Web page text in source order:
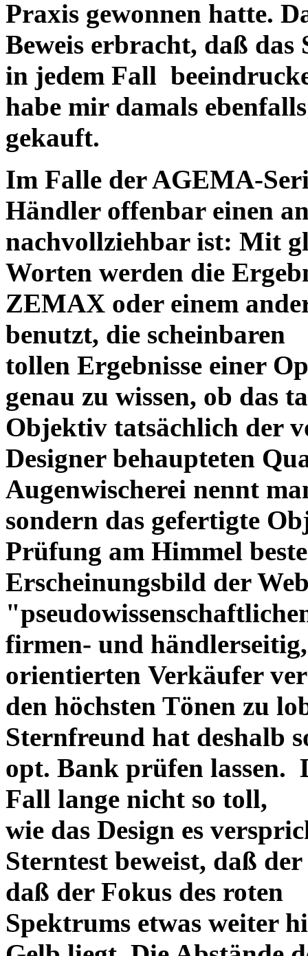
Praxis gewonnen hatte.
Beweis erbracht, daß das
in jedem Fall
habe mir damals
gekauft.
Im Falle der AGEMA-
Händler offenbar einen
nachvollziehbar ist: Mit
Worten werden die
ZEMAX oder einem
benutzt, die scheinbaren
tollen Ergebnisse einer
genau zu wissen, ob das
Objektiv tatsächlich der
Designer behaupteten
Augenwischerei nennt
sondern das gefertigte
Prüfung am Himmel
Erscheinungsbild der
firmen- und
orientierten Verkäufer
den höchsten Tönen zu
Sternfreund hat deshalb
opt. Bank prüfen lassen.
Fall lange nicht so toll,
wie das Design es
Sterntest beweist, daß
daß der Fokus des roten
Spektrums etwas weiter